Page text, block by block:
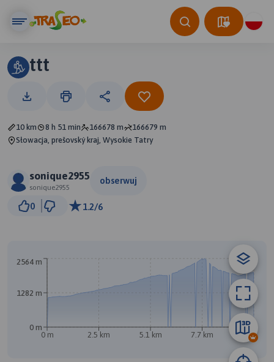
ttt
10 km 8 h 51 min 166678 m
166679 m
Słowacja, prešovský kraj, Wysokie Tatry
sonique2955
sonique2955
obserwuj
0 1.2/6
B
0 m 2.5 km 5.1 km 7.7 km 10 km
0 m
1282 m
2564 m